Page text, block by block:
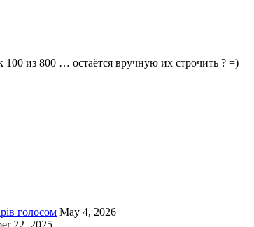
100 из 800 … остаётся вручную их строчить ? =)
голосом May 4, 2026
22, 2025